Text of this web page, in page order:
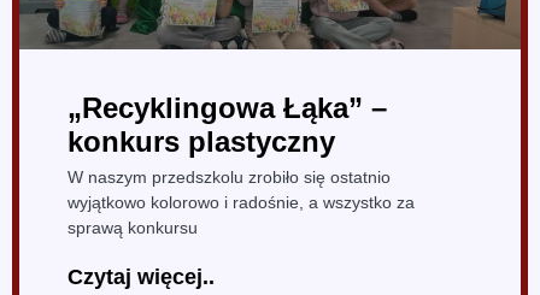
„Recyklingowa Łąka” –
konkurs plastyczny
W naszym przedszkolu zrobiło się ostatnio
wyjątkowo kolorowo i radośnie, a wszystko za
sprawą konkursu
Czytaj więcej..